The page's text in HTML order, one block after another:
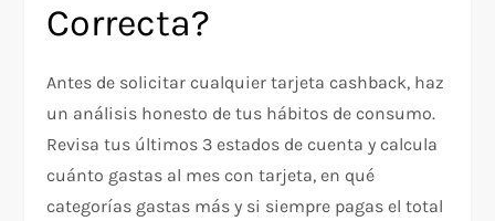
Correcta?
Antes de solicitar cualquier tarjeta cashback, haz
un análisis honesto de tus hábitos de consumo.
Revisa tus últimos 3 estados de cuenta y calcula
cuánto gastas al mes con tarjeta, en qué
categorías gastas más y si siempre pagas el total